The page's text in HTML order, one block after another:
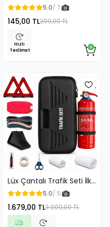
Klozet Kaldırma Aparatı
Gold Renk
5.0/ 7
145,00 TL200,00 TL
Hızlı
Teslimat
Lüx Çantalı Trafik Seti İlk
Yardım Seti 1 Kg Yangın
Söndürme Tüplü Tüvtürk
Uyumlu
5.0/ 5
1.679,00 TL3.000,00 TL